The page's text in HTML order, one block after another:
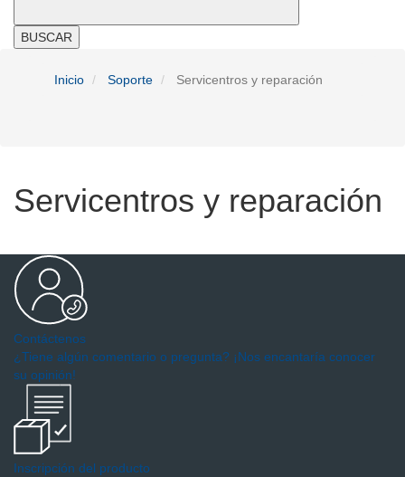
BUSCAR
Inicio Soporte Servicentros y reparación
Servicentros y reparación
Contáctenos
¿Tiene algún comentario o pregunta? ¡Nos encantaría conocer
su opinión!
Inscripción del producto